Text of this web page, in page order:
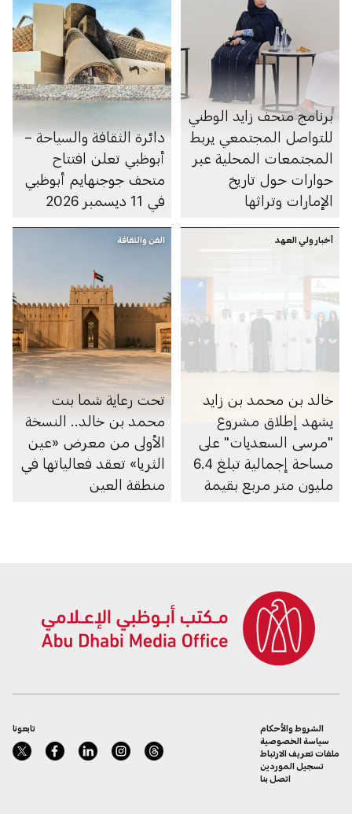
برنامج متحف زايد الوطني
للتواصل المجتمعي يربط
المجتمعات المحلية عبر
حوارات حول تاريخ
الإمارات وتراثها
دائرة الثقافة والسياحة –
أبوظبي تعلن افتتاح
متحف جوجنهايم أبوظبي
في 11 ديسمبر 2026
أخبار ولي العهد
خالد بن محمد بن زايد
يشهد إطلاق مشروع
"مرسى السعديات" على
مساحة إجمالية تبلغ 6.4
مليون متر مربع بقيمة
الفن والثقافة
تحت رعاية شما بنت
محمد بن خالد.. النسخة
الأولى من معرض «عين
الثريا» تعقد فعالياتها في
منطقة العين
تابعونا
الشروط والأحكام
سياسة الخصوصية
ملفات تعريف الارتباط
تسجيل الموردين
اتصل بنا